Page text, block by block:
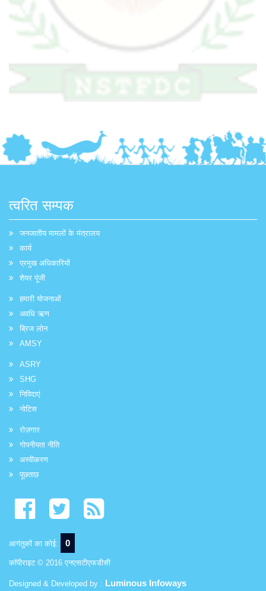
त्वरित सम्पक
जनजातीय मामलों के मंत्रालय
कार्य
प्रमुख अधिकारियों
शेयर पूंजी
हमारी योजनाओं
अवधि ऋण
ब्रिज लोन
AMSY
ASRY
SHG
निविदाएं
नोटिस
रोज़गार
गोपनीयता नीति
अस्वीकरण
पूछताछ
आगंतुकों का कोई: 0
कॉपीराइट © 2016 एनएसटीएफडीसी
Designed & Developed by : Luminous Infoways